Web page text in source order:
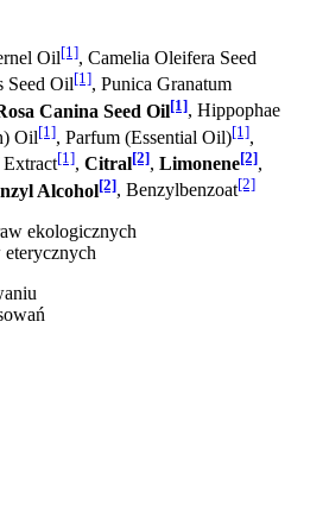
Oil[1], Camelia Oleifera Seed
Seed Oil[1], Punica Granatum
Canina Seed Oil[1], Hippophae
Oil[1], Parfum (Essential Oil)[1],
[1], Citral[2], Limonene[2],
Alcohol[2], Benzylbenzoat[2]
ekologicznych